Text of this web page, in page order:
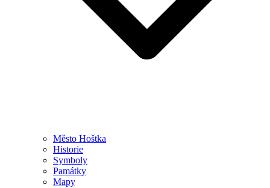
Město Hoštka
Historie
Symboly
Památky
Mapy